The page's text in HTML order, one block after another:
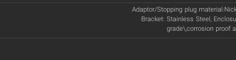
Adaptor/Stopping plug
Bracket: Stainless Steel,
grade\,corrosion proof